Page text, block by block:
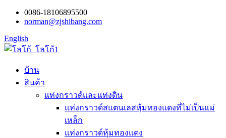
0086-18106895500
norman@zjshibang.com
English
บ้าน
สินค้า
แท่งกราวด์และแท่งดิน
แท่งกราวด์สแตนเลสหุ้มทองแดงที่ไม่เป็นแม่
เหล็ก
แท่งกราวด์หุ้มทองแดง